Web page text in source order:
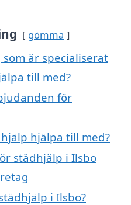
gömma
är specialiserat
till med?
för
hjälpa till med?
städhjälp i Ilsbo
i Ilsbo?